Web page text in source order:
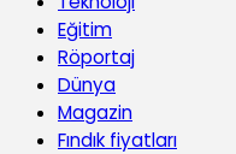
Eğitim
Röportaj
Dünya
Magazin
Fındık fiyatları